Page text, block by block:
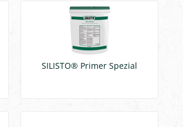
SILISTO® Primer Spezial